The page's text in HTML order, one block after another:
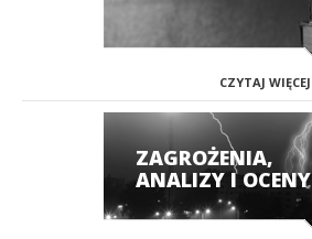
CZYTAJ WIĘCEJ
ZAGROŻENIA,
ANALIZY I OCENY